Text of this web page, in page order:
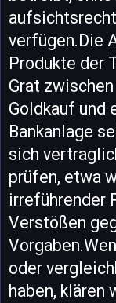
verfügen.Die
Produkte der
Grat
Goldkauf und
Bankanlage
sich
prüfen, etwa
irreführender
Verstößen
oder
haben, klären